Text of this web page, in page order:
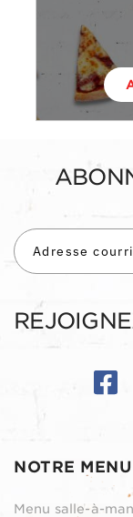
NOTRE MENU
Menu salle-à-